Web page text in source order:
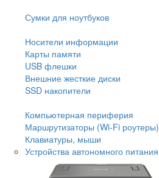
Сумки для ноутбуков
Носители информации
Карты памяти
USB флешки
Внешние жесткие диски
SSD накопители
Компьютерная периферия
Маршрутизаторы (Wi-Fi роутеры)
Клавиатуры, мыши
Устройства автономного питания